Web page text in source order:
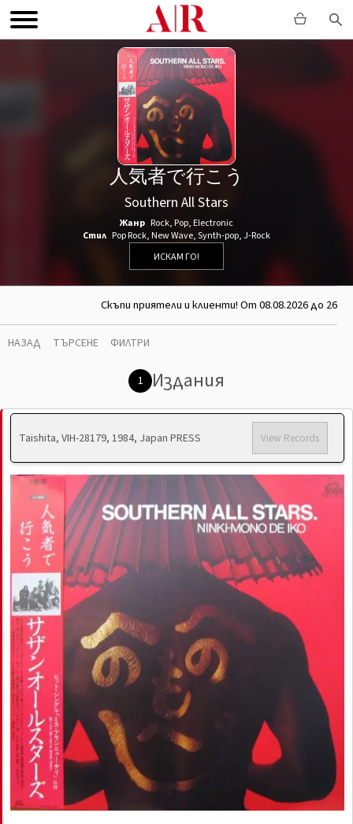
人気者で行こう
Southern All Stars
Жанр Rock, Pop, Electronic
Стил Pop Rock, New Wave,Synth-pop,J-Rock
ИСКАМ ГО!
Скъпи приятели и клиенти! От 08.08.2026 до
НАЗАД ТЪРСЕНЕ ФИЛТРИ
1 Издания
Taishita, VIH-28179, 1984, Japan PRESS View Records